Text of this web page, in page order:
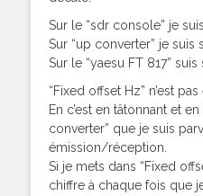
Sur le “sdr console” je
Sur “up converter” je suis
Sur le “yaesu FT 817”
“Fixed offset Hz” n’est
En c’est en tâtonnant et
converter” que je suis
émission/réception.
Si je mets dans “Fixed
chiffre à chaque fois que